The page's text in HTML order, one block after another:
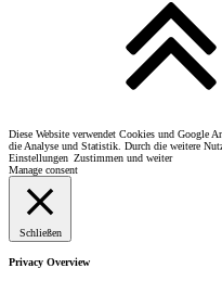
Diese Website verwendet Cookies und Google
die Analyse und Statistik. Durch die weitere
Einstellungen Zustimmen und weiter
Manage consent
Schließen
Privacy Overview